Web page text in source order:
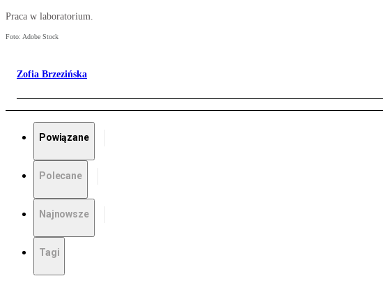
Praca w laboratorium.
Foto: Adobe Stock
Zofia Brzezińska
Powiązane
Polecane
Najnowsze
Tagi